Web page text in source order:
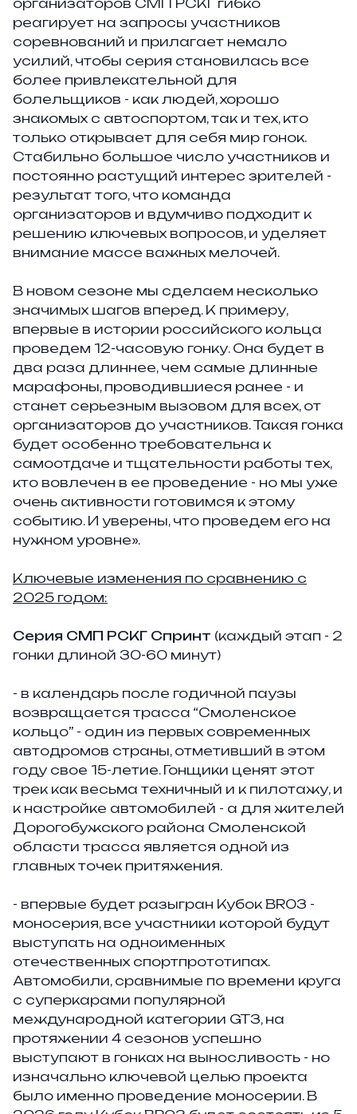
организаторов СМП РСКГ гибко
реагирует на запросы участников
соревнований и прилагает немало
усилий, чтобы серия становилась все
более привлекательной для
болельщиков - как людей, хорошо
знакомых с автоспортом, так и тех, кто
только открывает для себя мир гонок.
Стабильно большое число участников и
постоянно растущий интерес зрителей -
результат того, что команда
организаторов и вдумчиво подходит к
решению ключевых вопросов, и уделяет
внимание массе важных мелочей.
В новом сезоне мы сделаем несколько
значимых шагов вперед. К примеру,
впервые в истории российского кольца
проведем 12-часовую гонку. Она будет в
два раза длиннее, чем самые длинные
марафоны, проводившиеся ранее - и
станет серьезным вызовом для всех, от
организаторов до участников. Такая гонка
будет особенно требовательна к
самоотдаче и тщательности работы тех,
кто вовлечен в ее проведение - но мы уже
очень активности готовимся к этому
событию. И уверены, что проведем его на
нужном уровне».
Ключевые изменения по сравнению с
2025 годом:
Серия СМП РСКГ Спринт (каждый этап - 2
гонки длиной 30-60 минут)
- в календарь после годичной паузы
возвращается трасса “Смоленское
кольцо” - один из первых современных
автодромов страны, отметивший в этом
году свое 15-летие. Гонщики ценят этот
трек как весьма техничный и к пилотажу, и
к настройке автомобилей - а для жителей
Дорогобужского района Смоленской
области трасса является одной из
главных точек притяжения.
- впервые будет разыгран Кубок BR03 -
моносерия, все участники которой будут
выступать на одноименных
отечественных спортпрототипах.
Автомобили, сравнимые по времени круга
с суперкарами популярной
международной категории GT3, на
протяжении 4 сезонов успешно
выступают в гонках на выносливость - но
изначально ключевой целью проекта
было именно проведение моносерии. В